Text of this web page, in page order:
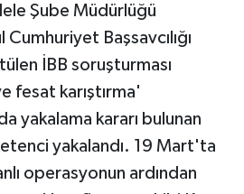
Şube Müdürlüğü
Başsavcılığı
İBB soruşturması
fesat karıştırma'
yakalama kararı bulunan
yakalandı. 19 Mart'ta
operasyonun ardından